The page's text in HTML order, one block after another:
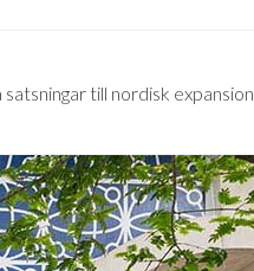
till nordisk expansion.